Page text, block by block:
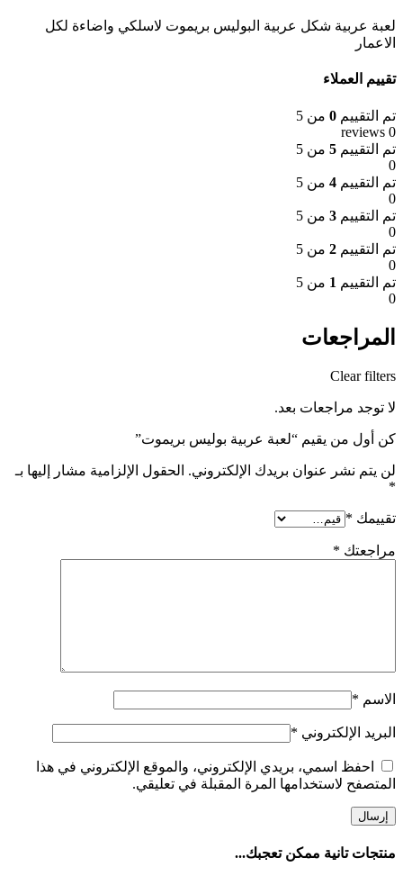
لعبة عربية شكل عربية البوليس بريموت لاسلكي واضاءة لكل
الاعمار
تقييم العملاء
تم التقييم 0 من 5
0 reviews
تم التقييم 5 من 5
0
تم التقييم 4 من 5
0
تم التقييم 3 من 5
0
تم التقييم 2 من 5
0
تم التقييم 1 من 5
0
المراجعات
Clear filters
لا توجد مراجعات بعد.
كن أول من يقيم “لعبة عربية بوليس بريموت”
لن يتم نشر عنوان بريدك الإلكتروني. الحقول الإلزامية مشار إليها بـ
*
تقييمك *
مراجعتك *
الاسم *
البريد الإلكتروني *
احفظ اسمي، بريدي الإلكتروني، والموقع الإلكتروني في هذا
المتصفح لاستخدامها المرة المقبلة في تعليقي.
منتجات تانية ممكن تعجبك...